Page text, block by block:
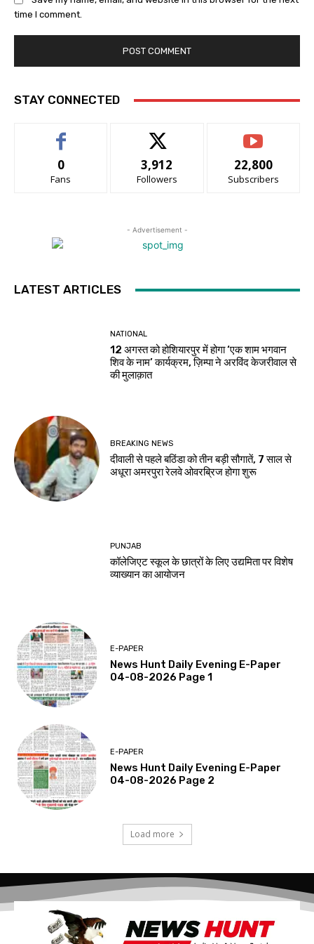
time I comment.
STAY CONNECTED
0
Fans
3,912
Followers
22,800
Subscribers
- Advertisement -
LATEST ARTICLES
NATIONAL
12 अगस्त को होशियारपुर में होगा ‘एक शाम भगवान
शिव के नाम’ कार्यक्रम, ज़िम्पा ने अरविंद केजरीवाल से
की मुलाक़ात
BREAKING NEWS
दीवाली से पहले बठिंडा को तीन बड़ी सौगातें, 7 साल से
अधूरा अमरपुरा रेलवे ओवरब्रिज होगा शुरू
PUNJAB
कॉलेजिएट स्कूल के छात्रों के लिए उद्यमिता पर विशेष
व्याख्यान का आयोजन
E-PAPER
News Hunt Daily Evening E-Paper
04-08-2026 Page 1
E-PAPER
News Hunt Daily Evening E-Paper
04-08-2026 Page 2
Load more